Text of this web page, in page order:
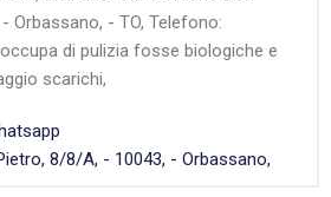
Orbassano, - TO, Telefono:
di pulizia fosse biologiche e
scarichi,
8/8/A, - 10043, - Orbassano,